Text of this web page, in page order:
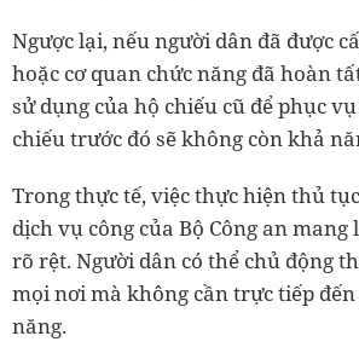
Ngược lại, nếu người dân đã được
hoặc cơ quan chức năng đã hoàn
sử dụng của hộ chiếu cũ để phục
chiếu trước đó sẽ không còn khả
Trong thực tế, việc thực hiện thủ
dịch vụ công của Bộ Công an
rõ rệt. Người dân có thể chủ động
mọi nơi mà không cần trực tiếp
năng.